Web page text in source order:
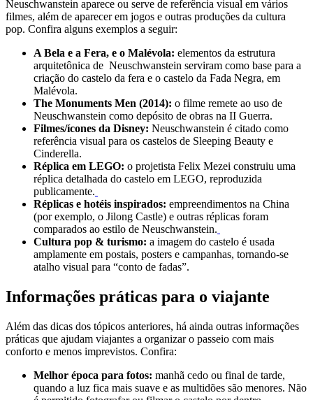
Neuschwanstein aparece ou serve de referência visual em vários
filmes, além de aparecer em jogos e outras produções da cultura
pop. Confira alguns exemplos a seguir:
A Bela e a Fera, e o Malévola: elementos da estrutura
arquitetônica de Neuschwanstein serviram como base para a
criação do castelo da fera e o castelo da Fada Negra, em
Malévola.
The Monuments Men (2014): o filme remete ao uso de
Neuschwanstein como depósito de obras na II Guerra.
Filmes/ícones da Disney: Neuschwanstein é citado como
referência visual para os castelos de Sleeping Beauty e
Cinderella.
Réplica em LEGO: o projetista Felix Mezei construiu uma
réplica detalhada do castelo em LEGO, reproduzida
publicamente.
Réplicas e hotéis inspirados: empreendimentos na China
(por exemplo, o Jilong Castle) e outras réplicas foram
comparados ao estilo de Neuschwanstein.
Cultura pop & turismo: a imagem do castelo é usada
amplamente em postais, posters e campanhas, tornando-se
atalho visual para “conto de fadas”.
Informações práticas para o viajante
Além das dicas dos tópicos anteriores, há ainda outras informações
práticas que ajudam viajantes a organizar o passeio com mais
conforto e menos imprevistos. Confira:
Melhor época para fotos: manhã cedo ou final de tarde,
quando a luz fica mais suave e as multidões são menores. Não